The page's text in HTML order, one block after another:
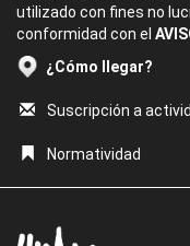
utilizado con fines no
conformidad con el
¿Cómo llegar?
Suscripción a
Normatividad